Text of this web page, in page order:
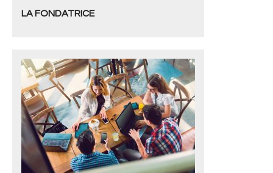
- Cas d'études
NOUS CONTACTER
LA FONDATRICE